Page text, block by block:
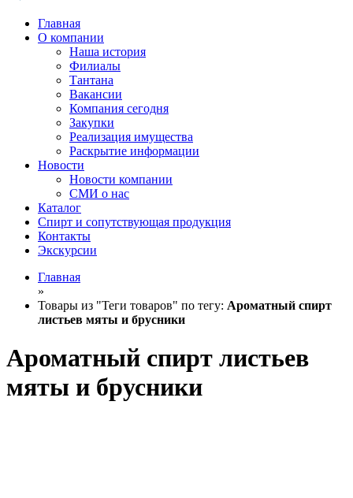
Главная
О компании
Наша история
Филиалы
Тантана
Вакансии
Компания сегодня
Закупки
Реализация имущества
Раскрытие информации
Новости
Новости компании
СМИ о нас
Каталог
Спирт и сопутствующая продукция
Контакты
Экскурсии
Главная
»
Товары из "Теги товаров" по тегу: Ароматный спирт
листьев мяты и брусники
Ароматный спирт листьев
мяты и брусники